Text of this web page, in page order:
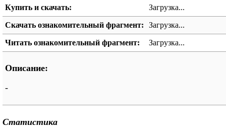
Купить и скачать: Загрузка...
Скачать ознакомительный фрагмент: Загрузка...
Читать ознакомительный фрагмент: Загрузка...
Описание:
-
Статистика